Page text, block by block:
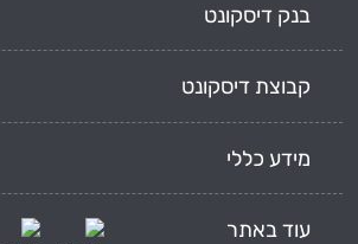
בנק דיסקונט
קבוצת דיסקונט
מידע כללי
עוד באתר